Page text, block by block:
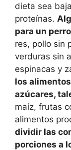
dieta sea
proteínas.
para un
res, pollo sin
verduras sin
espinacas y
los
azúcares,
maíz, frutas
alimentos
dividir las
porciones a